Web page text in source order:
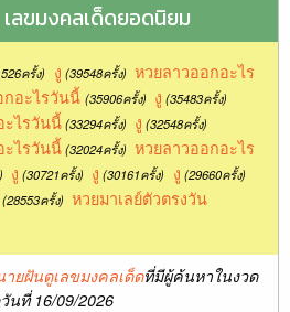
ลขมงคลเด็ดยอดนิยม
ครั้ง) งู (39548ครั้ง) หวยลาวออกอะไร
อะไรวันนี้ (35906ครั้ง) งู (35483ครั้ง)
ไรวันนี้ (33294ครั้ง) งู (32548ครั้ง)
ไรวันนี้ (32024ครั้ง) หวยลาวออกอะไร
งู (30721ครั้ง) งู (30161ครั้ง) งู (29660ครั้ง)
(28553ครั้ง) หวยมาเลย์ตัวตรงวัน
ายฝันดูเลขมงคลเด็ดที่มีผู้ค้นหาในงวด
นที่ 16/09/2026